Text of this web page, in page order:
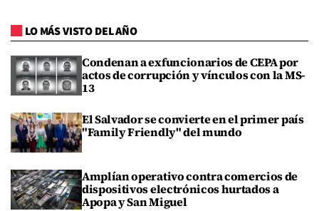
LO MÁS VISTO DEL AÑO
Condenan a exfuncionarios de CEPA por
actos de corrupción y vínculos con la MS-
13
El Salvador se convierte en el primer país
"Family Friendly" del mundo
Amplían operativo contra comercios de
dispositivos electrónicos hurtados a
Apopa y San Miguel